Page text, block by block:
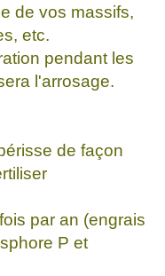
de vos massifs,
etc.
pendant les
l'arrosage.
de façon
par an (engrais
P et